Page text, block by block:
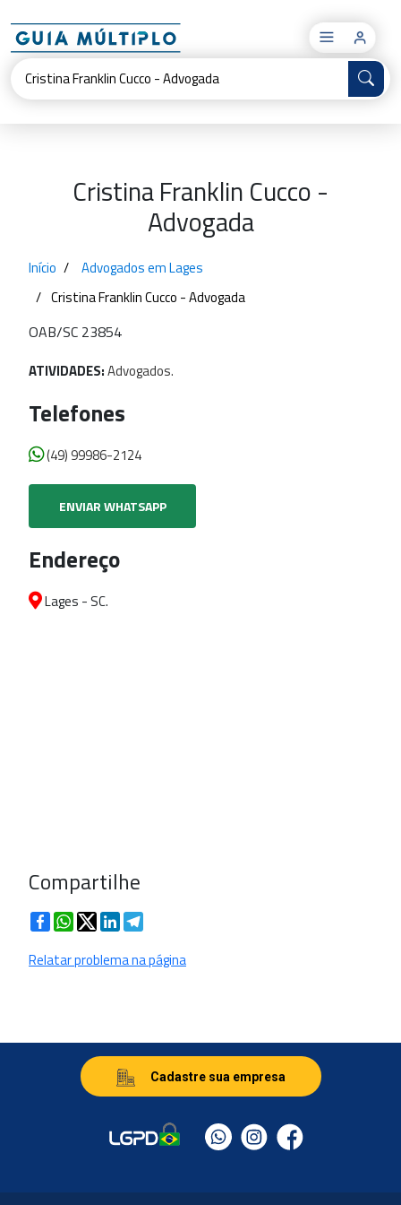
×
Cristina Franklin Cucco -
Advogada
Início
Advogados em Lages
Cristina Franklin Cucco - Advogada
OAB/SC 23854
ATIVIDADES:Advogados.
Telefones
(49) 99986-2124
ENVIAR WHATSAPP
Endereço
Lages - SC.
Compartilhe
FacebookWhatsApp
TwitterLinkedIn
Relatar problema na página
Cadastre sua empresa